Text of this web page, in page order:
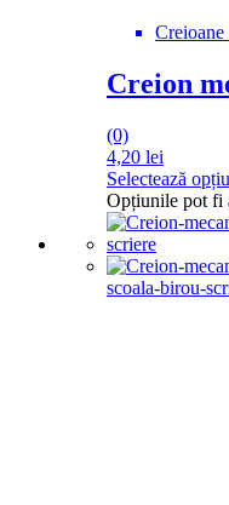
Creioane
Creion
(0)
4,20 lei
Selectează
Opțiunile pot fi